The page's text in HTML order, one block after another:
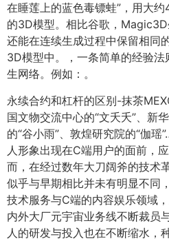
在睡莲上的蓝色毒镖蛙”，用大
的3D模型。相比谷歌，Magic3D
还能在连续生成过程中保留相同
3D模型中。，一条简单的经验
生网络。例如：。
永续合约和杠杆的区别-抹茶
国文物交流中心的“文夭夭”、新
的“谷小雨”、敦煌研究院的“伽
人形象出现在C端用户的面前，
而，在经过数年大刀阔斧的技术
似乎与早期相比并未有明显不同
技术服务与C端的内容娱乐领域
内外大厂元宇宙业务线不断裁员
人的研发与投入也在不断缩水